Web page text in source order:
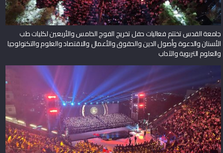
جامعة القدس تختتم فعاليات حفل تخريج الفوج الخامس والأربعين لكليات طب
الأسنان والدعوة وأصول الدين والحقوق والأعمال والاقتصاد والعلوم والتكنولوجيا
والعلوم التربوية والآداب